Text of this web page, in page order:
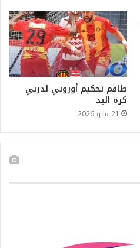
طاقم تحكيم أوروبي لدربي
كرة اليد
21 مايو 2026